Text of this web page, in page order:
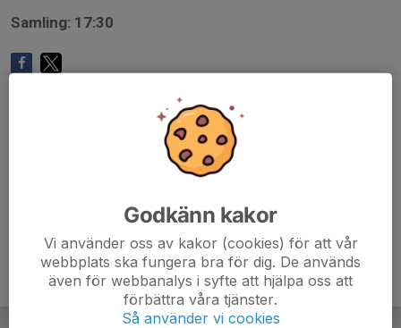
Samling: 17:30
Godkänn kakor
Vi använder oss av kakor (cookies) för att vår
webbplats ska fungera bra för dig. De används
även för webbanalys i syfte att hjälpa oss att
förbättra våra tjänster.
Så använder vi cookies